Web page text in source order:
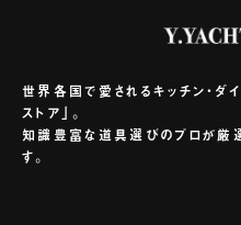
世界各国で愛されるキッチン・ダ
ストア」。
知識豊富な道具選びのプロが厳
す。